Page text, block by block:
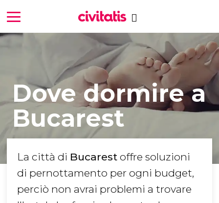
Dove dormire a
Bucarest
La città di Bucarest offre soluzioni
di pernottamento per ogni budget,
perciò non avrai problemi a trovare